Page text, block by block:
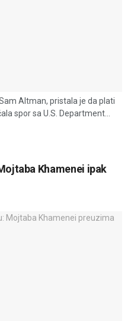
Altman, pristala je da plati
spor sa U.S. Department...
Khamenei ipak